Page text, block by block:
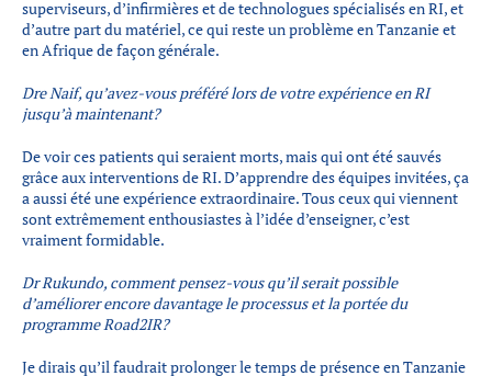
superviseurs, d’infirmières et de technologues spécialisés en RI, et
d’autre part du matériel, ce qui reste un problème en Tanzanie et
en Afrique de façon générale.
Dre Naif, qu’avez-vous préféré lors de votre expérience en RI
jusqu’à maintenant?
De voir ces patients qui seraient morts, mais qui ont été sauvés
grâce aux interventions de RI. D’apprendre des équipes invitées, ça
a aussi été une expérience extraordinaire. Tous ceux qui viennent
sont extrêmement enthousiastes à l’idée d’enseigner, c’est
vraiment formidable.
Dr Rukundo, comment pensez-vous qu’il serait possible
d’améliorer encore davantage le processus et la portée du
programme Road2IR?
Je dirais qu’il faudrait prolonger le temps de présence en Tanzanie